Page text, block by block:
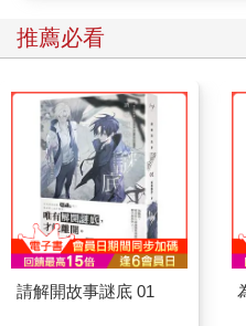
名太空人。在蘇美遺址發現的
年以上。它們很清晰的表現了
個泥塑上，我們可以透過護目
上，這些「使者」戴著截然不
物件裝飾的制服。我們目前還
這些面罩或「護目鏡」是最引
東有大量的薄餅狀泥塑，用一
半身，並誇大了他們的特徵：
特爾布拉克發現了很多這樣的
推薦必看
請解開故事謎底 01